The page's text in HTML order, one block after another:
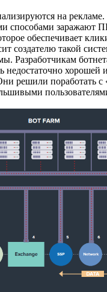
на рекламе.
способами заражают
обеспечивает
создателю такой
Разработчикам
недостаточно хорошей
решили поработать с